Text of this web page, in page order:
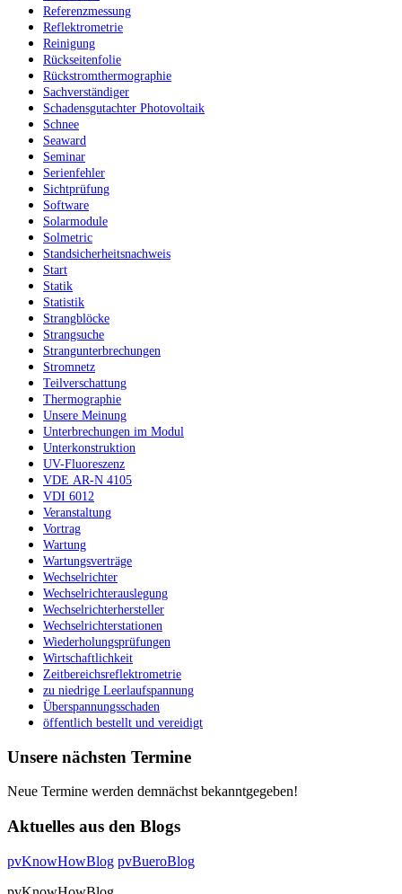
Referenzmessung
Reflektrometrie
Reinigung
Rückseitenfolie
Rückstromthermographie
Sachverständiger
Schadensgutachter Photovoltaik
Schnee
Seaward
Seminar
Serienfehler
Sichtprüfung
Software
Solarmodule
Solmetric
Standsicherheitsnachweis
Start
Statik
Statistik
Strangblöcke
Strangsuche
Strangunterbrechungen
Stromnetz
Teilverschattung
Thermographie
Unsere Meinung
Unterbrechungen im Modul
Unterkonstruktion
UV-Fluoreszenz
VDE AR-N 4105
VDI 6012
Veranstaltung
Vortrag
Wartung
Wartungsverträge
Wechselrichter
Wechselrichterauslegung
Wechselrichterhersteller
Wechselrichterstationen
Wiederholungsprüfungen
Wirtschaftlichkeit
Zeitbereichsreflektrometrie
zu niedrige Leerlaufspannung
Überspannungsschaden
öffentlich bestellt und vereidigt
Unsere nächsten Termine
Neue Termine werden demnächst bekanntgegeben!
Aktuelles aus den Blogs
pvKnowHowBlog pvBueroBlog